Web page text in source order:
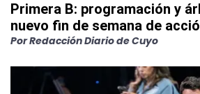
Primera B: programación y
nuevo fin de semana de
PorRedacción Diario de Cuyo